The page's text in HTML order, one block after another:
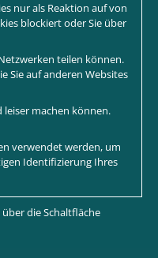
nur als Reaktion auf von
blockiert oder Sie über
teilen können.
Sie auf anderen Websites
leiser machen können.
verwendet werden, um
Identifizierung Ihres
die Schaltfläche